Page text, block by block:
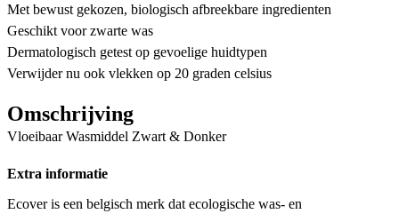
Met bewust gekozen, biologisch afbreekbare ingredienten
Geschikt voor zwarte was
Dermatologisch getest op gevoelige huidtypen
Verwijder nu ook vlekken op 20 graden celsius
Omschrijving
Vloeibaar Wasmiddel Zwart & Donker
Extra informatie
Ecover is een belgisch merk dat ecologische was- en